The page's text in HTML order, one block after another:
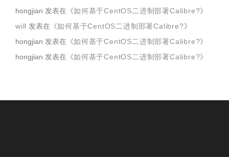
hongjian 发表在《如何基于CentOS二进制部署Calibre?》
will 发表在《如何基于CentOS二进制部署Calibre?》
hongjian 发表在《如何基于CentOS二进制部署Calibre?》
hongjian 发表在《如何基于CentOS二进制部署Calibre?》